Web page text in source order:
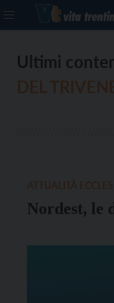
Ultimi
Nordest, le